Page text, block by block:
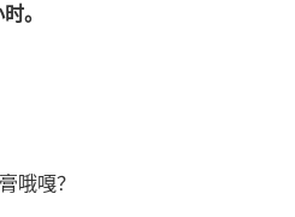
。
哦嘎？